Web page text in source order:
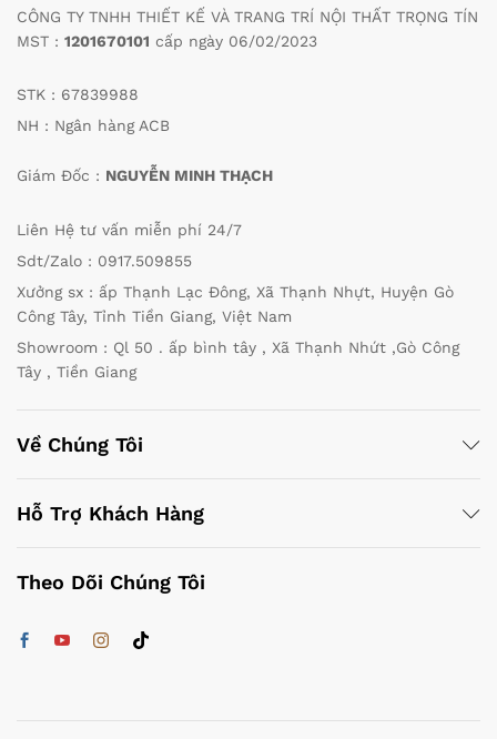
CÔNG TY TNHH THIẾT KẾ VÀ TRANG TRÍ NỘI THẤT TRỌNG TÍN
MST : 1201670101 cấp ngày 06/02/2023
STK : 67839988
NH : Ngân hàng ACB
Giám Đốc : NGUYỄN MINH THẠCH
Liên Hệ tư vấn miễn phí 24/7
Sdt/Zalo : 0917.509855
Xưởng sx : ấp Thạnh Lạc Đông, Xã Thạnh Nhựt, Huyện Gò
Công Tây, Tỉnh Tiền Giang, Việt Nam
Showroom : Ql 50 . ấp bình tây , Xã Thạnh Nhứt ,Gò Công
Tây , Tiền Giang
Về Chúng Tôi
Hỗ Trợ Khách Hàng
Theo Dõi Chúng Tôi